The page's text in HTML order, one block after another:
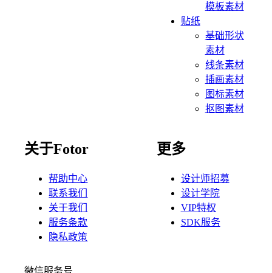
模板素材
贴纸
基础形状
素材
线条素材
插画素材
图标素材
抠图素材
关于Fotor
帮助中心
联系我们
关于我们
服务条款
隐私政策
更多
设计师招募
设计学院
VIP特权
SDK服务
微信服务号